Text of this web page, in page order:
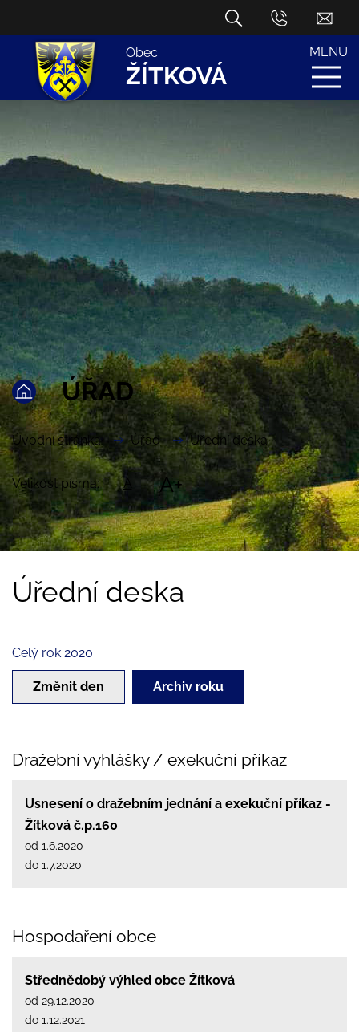
Obec
ŽÍTKOVÁ
MENU
ÚŘAD
Úvodní stránka Úřad Úřední deska
Velikost písma: A A+
Úřední deska
Celý rok 2020
Změnit den Archiv roku
Dražební vyhlášky / exekuční příkaz
Usnesení o dražebním jednání a exekuční příkaz -
Žítková č.p.160
od 1.6.2020
do 1.7.2020
Hospodaření obce
Střednědobý výhled obce Žítková
od 29.12.2020
do 1.12.2021